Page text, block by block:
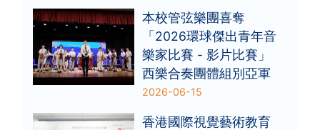
本校管弦樂團喜奪
「2026環球傑出青年音
樂家比賽 - 影片比賽」
西樂合奏團體組別亞軍
2026-06-15
香港國際視覺藝術教育